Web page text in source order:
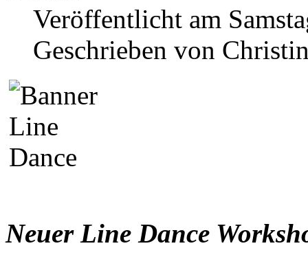
Veröffentlicht am
Geschrieben von
Neuer Line Dance